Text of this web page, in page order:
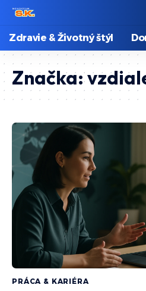
Zdravie & Životný štýl
Značka:
PRÁCA & KARIÉRA